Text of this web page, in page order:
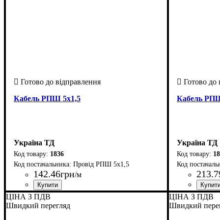
Кабель РПШ 5х1,5
Україна ТД
1836
Провiд РПШ 5х1,5
142.46грн/м
Країна-виробник: Україна
Кількість жил: 5 х
Властивості: Ізоляційна гума
Перетин: 1,5
Форма: Круглий
Кабель
Україна ТД
213.
Країна-
Кількість
Властивості
Перетин: 2,5
Форма:
ЦІНА З ПДВ
Швидкий перегляд
ЦІНА З ПДВ
Швидкий